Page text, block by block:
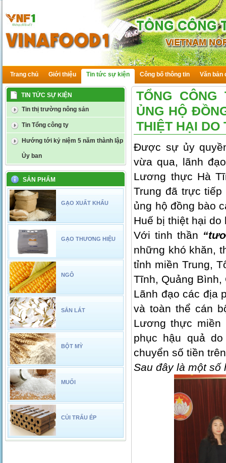
Trang chủ Giới thiệu Tin tức sự kiện Công bố thông tin Văn bản
TIN TỨC SỰ KIỆN
Tin thị trường nông sản
Tin Tổng công ty
Hướng tới kỷ niệm 5 năm thành lập
Ủy ban
SẢN PHẨM
GẠO XUẤT KHẨU
GẠO THƯƠNG HIỆU
NGÔ
SẮN LÁT
BỘT MỲ
MUỐI
CỦI TRẤU ÉP
TỔNG
ỦNG HỘ
THIỆT HẠI DO
Được sự ủy
vừa qua, lãnh
Lương thực Hà
Trung đã trực
ủng hộ đồng bào
Huế bị thiệt hại
Với tinh thần
những khó khăn,
tỉnh miền Trung,
Tĩnh, Quảng Bình,
Lãnh đạo các địa
và toàn thể cán
Lương thực miền
phục hậu quả
chuyển số tiền
Sau đây là một số